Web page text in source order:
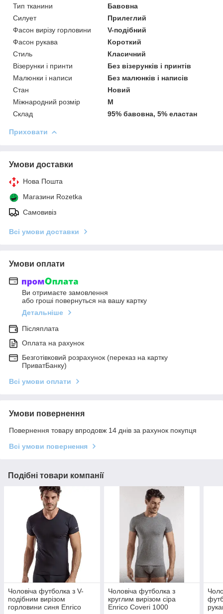
Тип тканини
Бавовна
Силует
Прилеглий
Фасон вирізу горловини
V-подібний
Фасон рукава
Короткий
Стиль
Класичний
Візерунки і принти
Без візерунків і принтів
Малюнки і написи
Без малюнків і написів
Стан
Новий
Міжнародний розмір
M
Склад
95% бавовна, 5% еластан
Приховати
Умови доставки
Нова Пошта
Магазини Rozetka
Самовивіз
Всі умови доставки
Умови оплати
Ви отримаєте замовлення
або гроші повернуться на вашу картку
Детальніше
Післяплата
Оплата на рахунок
Безготівковий розрахунок (переказ на картку
ПриватБанку)
Всі умови оплати
Умови повернення
Повернення товару впродовж 14 днів за рахунок покупця
Всі умови повернення
Подібні товари компанії
Чоловіча футболка з V-
подібним вирізом
горловини синя Enrico
Чоловіча футболка з
круглим вирізом сіра
Enrico Coveri 1000